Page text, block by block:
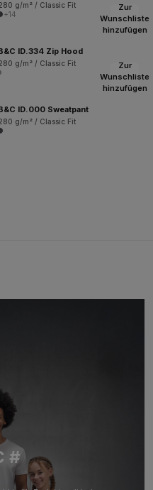
g/m² / Classic Fit
+14
Zur
Wunschliste
hinzufügen
ID.334 Zip Hood
g/m² / Classic Fit
Zur
Wunschliste
hinzufügen
ID.000 Sweatpant
g/m² / Classic Fit
#